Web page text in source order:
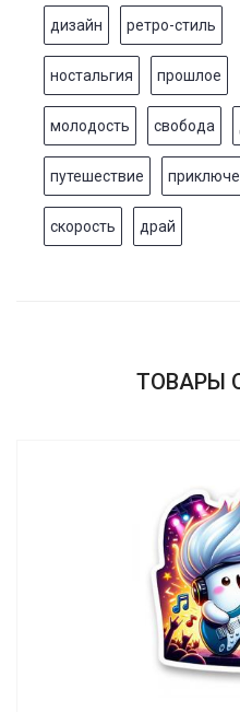
дизайн ретро-стиль
ностальгия прошлое
молодость свобода
путешествие
скорость драй
ТОВАРЫ